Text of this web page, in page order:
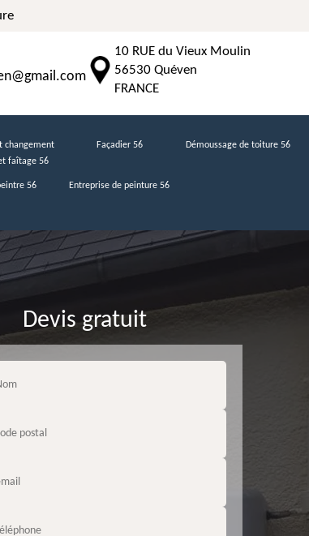
10 RUE du Vieux Moulin
56530 Quéven
FRANCE
changement
faîtage 56
Façadier 56 Démoussage de toiture 56
56 Entreprise de peinture 56
Devis gratuit